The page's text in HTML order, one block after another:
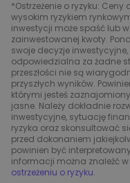
*Ostrzeżenie o ryzyku:
wysokim ryzykiem
inwestycji może spaść lub
zainwestowanej kwoty.
swoje decyzje
odpowiedzialna za żadne
przeszłości nie są
przyszłych wyników.
którymi jesteś
jasne. Należy dokładnie
inwestycyjne, sytuację
ryzyka oraz skonsultować
przed dokonaniem
powinien być
informacji można znaleźć w
ostrzeżeniu o ryzyku.